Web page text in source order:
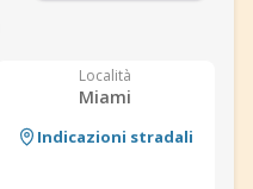
Località
Miami
Indicazioni stradali